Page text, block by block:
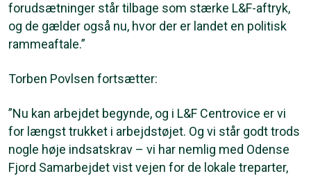
forudsætninger står tilbage som stærke L&F-aftryk,
og de gælder også nu, hvor der er landet en politisk
rammeaftale.”
Torben Povlsen fortsætter:
”Nu kan arbejdet begynde, og i L&F Centrovice er vi
for længst trukket i arbejdstøjet. Og vi står godt trods
nogle høje indsatskrav – vi har nemlig med Odense
Fjord Samarbejdet vist vejen for de lokale treparter,